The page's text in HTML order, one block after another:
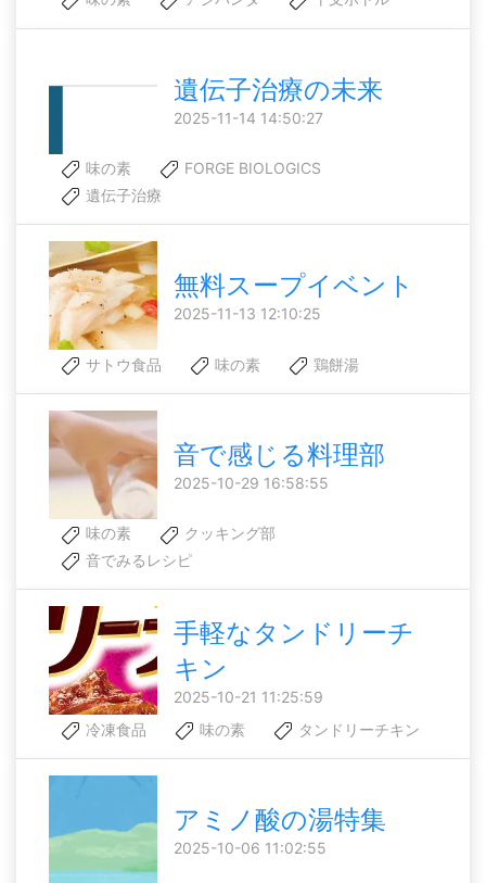
遺伝子治療の未来
2025-11-14 14:50:27
味の素
FORGE BIOLOGICS
遺伝子治療
無料スープイベント
2025-11-13 12:10:25
サトウ食品 味の素 鶏餅湯
音で感じる料理部
2025-10-29 16:58:55
味の素
クッキング部
音でみるレシピ
手軽なタンドリーチ
キン
2025-10-21 11:25:59
冷凍食品
味の素 タンドリーチキン
アミノ酸の湯特集
2025-10-06 11:02:55